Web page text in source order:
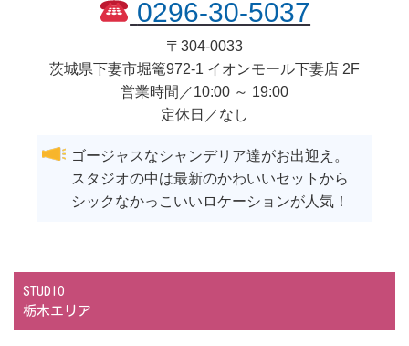
0296-30-5037
〒 304-0033
茨城県下妻市堀篭972-1 イオンモール下妻店 2F
営業時間／10:00 ～ 19:00
定休日／なし
ゴージャスなシャンデリア達がお出迎え。
スタジオの中は最新のかわいいセットから
シックなかっこいいロケーションが人気！
STUDIO
栃木エリア